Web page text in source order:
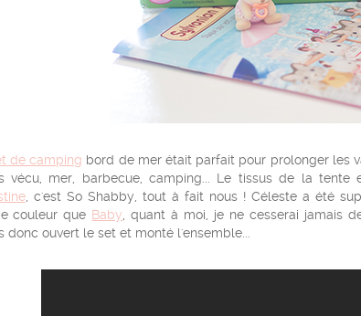
de camping bord de mer était parfait pour prolonger les
vécu, mer, barbecue, camping... Le tissus de la
, c'est So Shabby, tout à fait nous ! Céleste a été
couleur que Baby , quant à moi, je ne cesserai jamais
donc ouvert le set et monté l'ensemble...